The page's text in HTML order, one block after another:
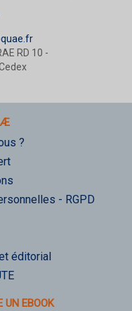
RD 10 -
?
- RGPD
éditorial
UN EBOOK